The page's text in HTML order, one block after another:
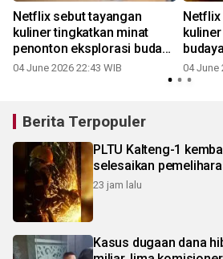
Netflix sebut tayangan
kuliner tingkatkan minat
penonton eksplorasi budaya
dan wisata
04 June 2026 22:43 WIB 04 June
Berita Terpopuler
PLTU Kalteng-1
selesaikan
23 jam lalu
Kasus dugaan dana